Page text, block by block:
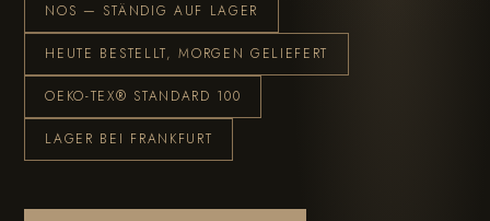
NOS — STÄNDIG AUF LAGER
HEUTE BESTELLT, MORGEN GELIEFERT
OEKO-TEX® STANDARD 100
LAGER BEI FRANKFURT